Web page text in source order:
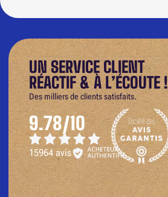
UN SERVICE CLIENT
RÉACTIF & À L’ÉCOUTE !
Des milliers de clients satisfaits.
9.78/10
15964 avis